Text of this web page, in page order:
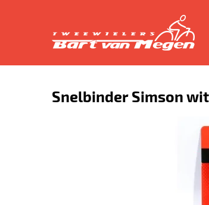
Snelbinder Simson